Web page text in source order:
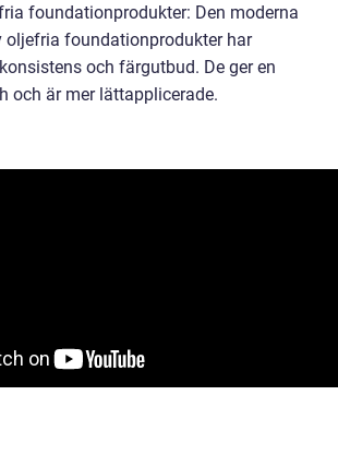
foundationprodukter: Den moderna
oljefria foundationprodukter har
och färgutbud. De ger en
och är mer lättapplicerade.